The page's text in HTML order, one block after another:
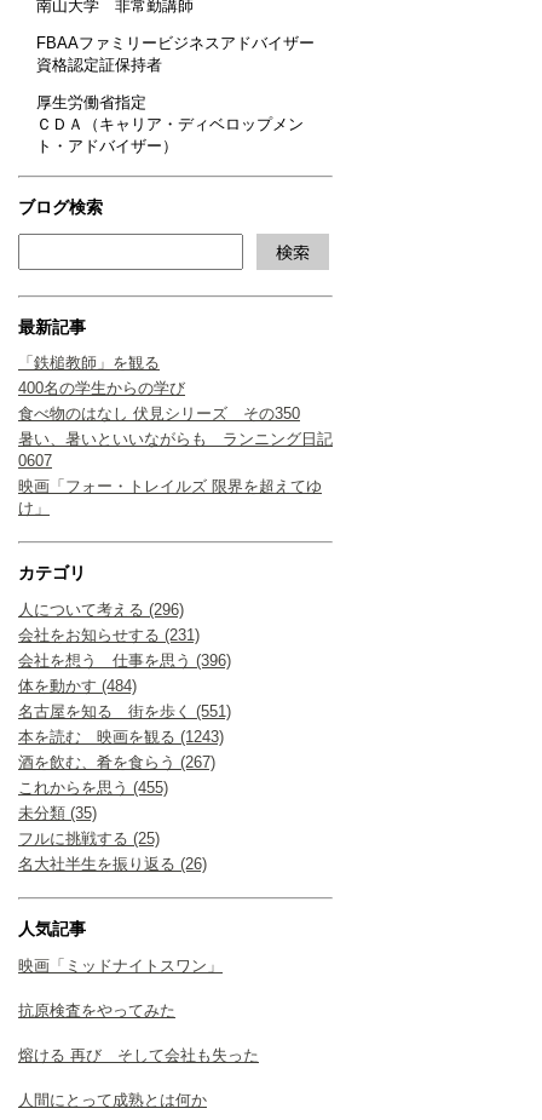
南山大学 非常勤講師
FBAAファミリービジネスアドバイザー
資格認定証保持者
厚生労働省指定
ＣＤＡ（キャリア・ディベロップメン
ト・アドバイザー）
ブログ検索
最新記事
「鉄槌教師」を観る
400名の学生からの学び
食べ物のはなし 伏見シリーズ その350
暑い、暑いといいながらも ランニング日記
0607
映画「フォー・トレイルズ 限界を超えてゆ
け」
カテゴリ
人について考える (296)
会社をお知らせする (231)
会社を想う 仕事を思う (396)
体を動かす (484)
名古屋を知る 街を歩く (551)
本を読む 映画を観る (1243)
酒を飲む、肴を食らう (267)
これからを思う (455)
未分類 (35)
フルに挑戦する (25)
名大社半生を振り返る (26)
人気記事
映画「ミッドナイトスワン」
抗原検査をやってみた
熔ける 再び そして会社も失った
人間にとって成熟とは何か